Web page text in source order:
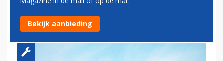
AIRBUS DOOR DEAL MET
EMBRAER
Bekijk aanbieding